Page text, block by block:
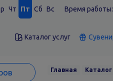
Чт Пт Сб Вс Время
Каталог услуг
Главная Каталог